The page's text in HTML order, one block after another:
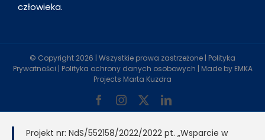
człowieka.
© Copyright 2026 | Wszystkie prawa zastrzeżone | Polityka
Prywatności | Polityka ochrony danych osobowych | Made by EMKA
Projects Marta Kuzdra
FacebookInstagram LinkedIn
Projekt nr: NdS/552158/2022/2022 pt. „Wsparcie w